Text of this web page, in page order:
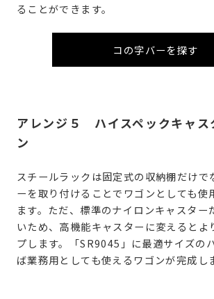
ることができます。
コの字バーを探す
アレンジ５ ハイスペックキャス
ン
スチールラックは固定式の収納棚だけで
ーを取り付けることでワゴンとしても使
ます。ただ、標準のナイロンキャスター
いため、高機能キャスターに変えるとよ
プします。「SR9045」に最適サイズの
ば業務用としても使えるワゴンが完成し